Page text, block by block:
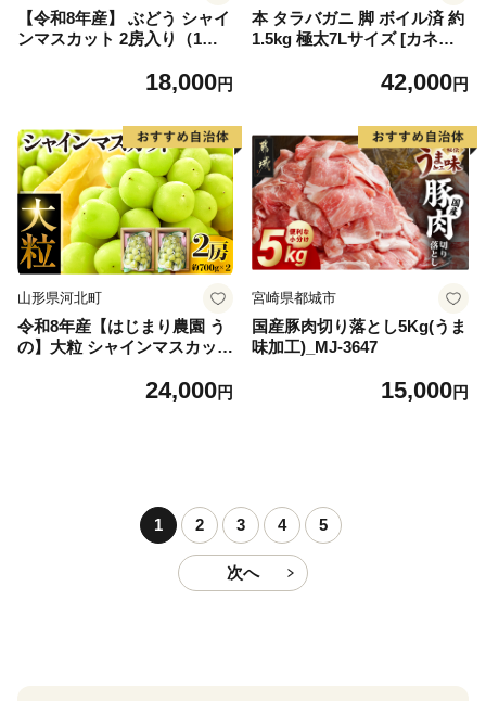
【令和8年産】 ぶどう シャイ
ンマスカット 2房入り（1房6
産【山形eLab】 ka074-023-r
18,000円
本 タラバガニ 脚 ボイル済 約
1.5kg 極太7Lサイズ [カネダ
6] カニ かに 蟹 たらばがに た
42,000円
山形県河北町
令和8年産【はじまり農園 う
の】大粒 シャインマスカット
河北町産 【河北町観光物産協
24,000円
宮崎県都城市
国産豚肉切り落とし5Kg(うま
味加工)_MJ-3647
15,000円
1 2 3 4 5
次へ